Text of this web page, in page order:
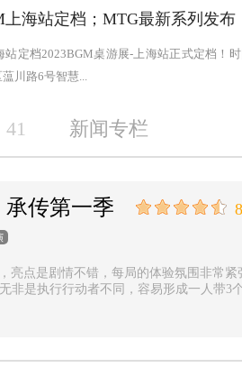
上海站定档；MTG最新系列发布
站定档2023BGM桌游展-上海站正式定档！
川路6号智慧...
41 新闻专栏
传第一季
亮点是剧情不错，每局的体验氛围非常
非是执行行动者不同，容易形成一人带3